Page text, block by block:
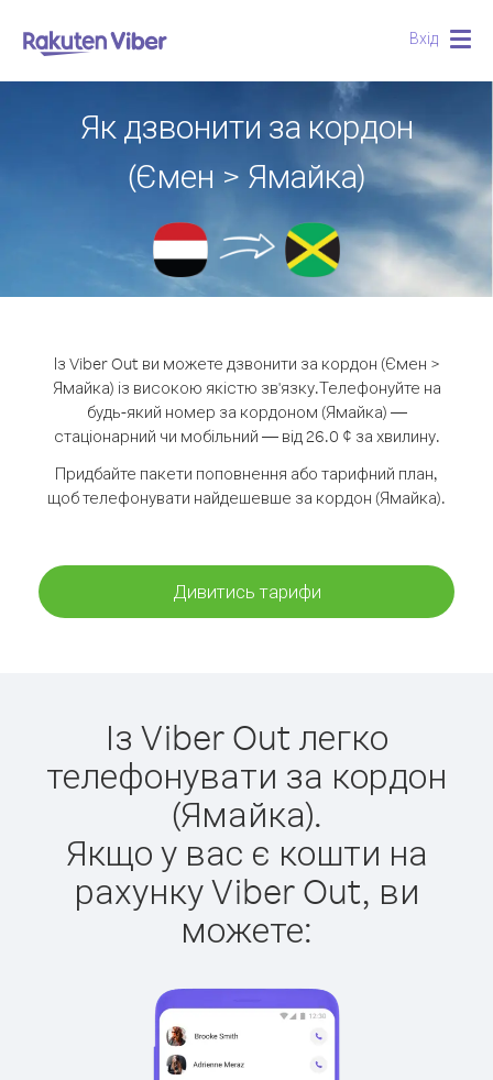
Вхід
Як дзвонити за кордон
(Ємен > Ямайка)
Із Viber Out ви можете дзвонити за кордон (Ємен >
Ямайка) із високою якістю зв'язку.Телефонуйте на
будь-який номер за кордоном (Ямайка) —
стаціонарний чи мобільний — від 26.0 ¢ за хвилину.
Придбайте пакети поповнення або тарифний план,
щоб телефонувати найдешевше за кордон (Ямайка).
Дивитись тарифи
Із Viber Out легко
телефонувати за кордон
(Ямайка).
Якщо у вас є кошти на
рахунку Viber Out, ви
можете: